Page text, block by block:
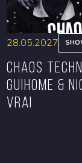
28.05.2027
CHAOS
GUIHOME &
VRAI